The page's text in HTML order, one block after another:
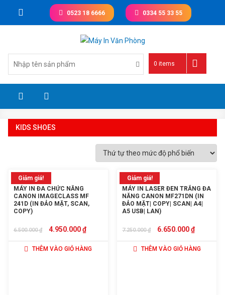
0523 18 6666 0334 55 33 55
Giá tốt nhất thị trường
0 items
KIDS SHOES
Giảm giá!
MÁY IN ĐA CHỨC NĂNG
CANON IMAGECLASS MF
241D (IN ĐẢO MẶT, SCAN,
COPY)
6.500.000₫
GIÁ
GỐC
4.950.000₫GIÁ
HIỆN
THÊM VÀO GIỎ HÀNG
Giảm giá!
MÁY IN LASER ĐEN TRẮNG ĐA
NĂNG CANON MF271DN (IN
ĐẢO MẶT| COPY| SCAN| A4|
A5 USB| LAN)
7.250.000₫
GIÁ
GỐC
6.650.000₫GIÁ
HIỆN
THÊM VÀO GIỎ HÀNG